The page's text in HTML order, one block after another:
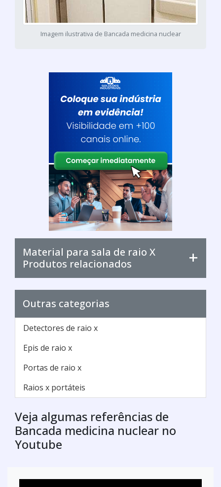
Imagem ilustrativa de Bancada medicina nuclear
Material para sala de raio X
Produtos relacionados
Outras categorias
Detectores de raio x
Epis de raio x
Portas de raio x
Raios x portáteis
Veja algumas referências de
Bancada medicina nuclear no
Youtube